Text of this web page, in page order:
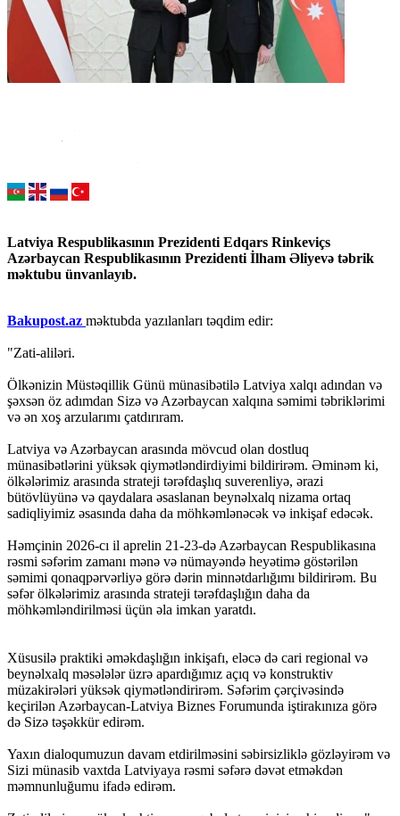
Latviya Respublikasının Prezidenti Edqars Rinkeviçs
Azərbaycan Respublikasının Prezidenti İlham Əliyevə təbrik
məktubu ünvanlayıb.
Bakupost.az məktubda yazılanları təqdim edir:
"Zati-aliləri.
Ölkənizin Müstəqillik Günü münasibətilə Latviya xalqı adından və
şəxsən öz adımdan Sizə və Azərbaycan xalqına səmimi təbriklərimi
və ən xoş arzularımı çatdırıram.
Latviya və Azərbaycan arasında mövcud olan dostluq
münasibətlərini yüksək qiymətləndirdiyimi bildirirəm. Əminəm ki,
ölkələrimiz arasında strateji tərəfdaşlıq suverenliyə, ərazi
bütövlüyünə və qaydalara əsaslanan beynəlxalq nizama ortaq
sadiqliyimiz əsasında daha da möhkəmlənəcək və inkişaf edəcək.
Həmçinin 2026-cı il aprelin 21-23-də Azərbaycan Respublikasına
rəsmi səfərim zamanı mənə və nümayəndə heyətimə göstərilən
səmimi qonaqpərvərliyə görə dərin minnətdarlığımı bildirirəm. Bu
səfər ölkələrimiz arasında strateji tərəfdaşlığın daha da
möhkəmləndirilməsi üçün əla imkan yaratdı.
Xüsusilə praktiki əməkdaşlığın inkişafı, eləcə də cari regional və
beynəlxalq məsələlər üzrə apardığımız açıq və konstruktiv
müzakirələri yüksək qiymətləndirirəm. Səfərim çərçivəsində
keçirilən Azərbaycan-Latviya Biznes Forumunda iştirakınıza görə
də Sizə təşəkkür edirəm.
Yaxın dialoqumuzun davam etdirilməsini səbirsizliklə gözləyirəm və
Sizi münasib vaxtda Latviyaya rəsmi səfərə dəvət etməkdən
məmnunluğumu ifadə edirəm.